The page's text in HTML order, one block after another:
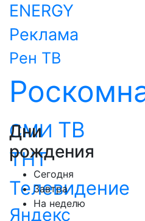
ENERGY
Реклама
Рен ТВ
СМИ ТВ
ТНТ
Телевидение
Яндекс
Дни
рождения
Сегодня
Завтра
На неделю